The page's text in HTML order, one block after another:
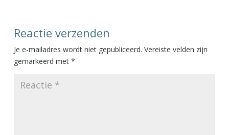
Reactie verzenden
Je e-mailadres wordt niet gepubliceerd. Vereiste velden zijn
gemarkeerd met *